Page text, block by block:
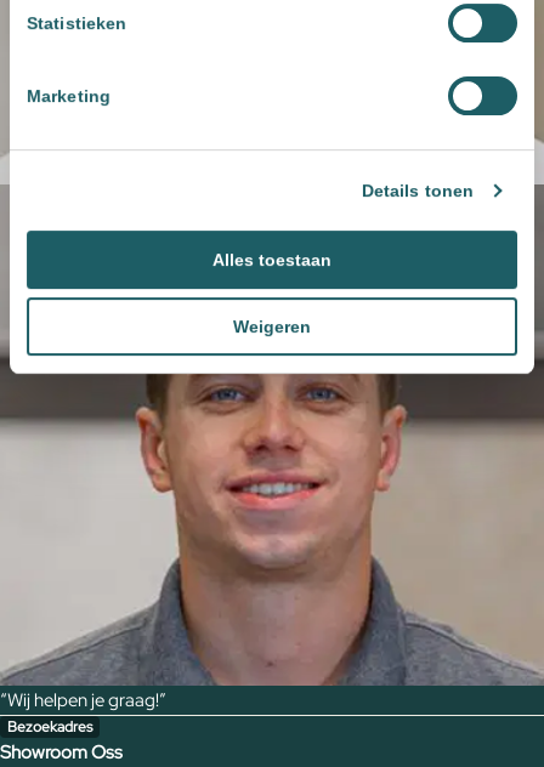
Statistieken
Marketing
Details tonen
Alles toestaan
Weigeren
“Wij helpen je graag!”
Bezoekadres
Showroom Oss